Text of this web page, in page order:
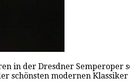
in der Dresdner
schönsten modernen